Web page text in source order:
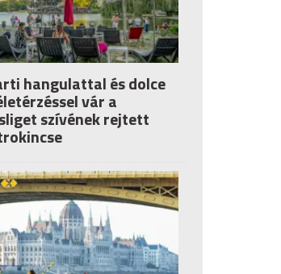
hangulattal és dolce
vár a
szívének rejtett